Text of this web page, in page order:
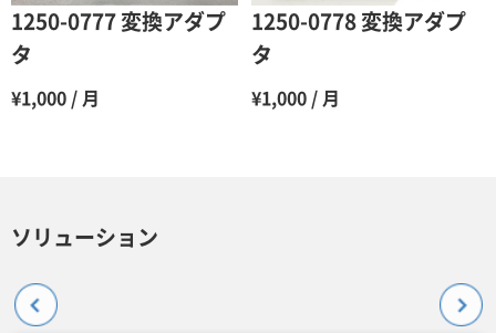
1250-0777 変換アダプ
タ
¥1,000 / 月
1250-0778 変換アダプ
タ
¥1,000 / 月
ソリューション